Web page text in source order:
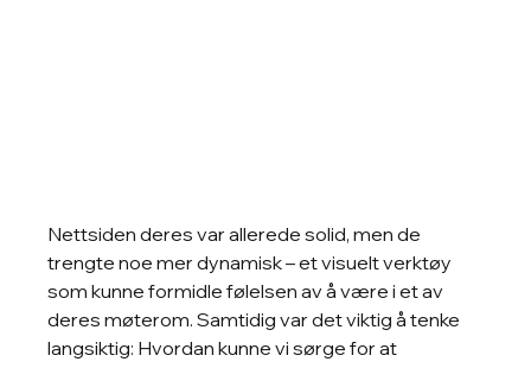
Nettsiden deres var allerede solid, men de
trengte noe mer dynamisk – et visuelt verktøy
som kunne formidle følelsen av å være i et av
deres møterom. Samtidig var det viktig å tenke
langsiktig: Hvordan kunne vi sørge for at